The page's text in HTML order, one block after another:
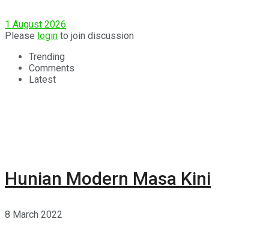
1 August 2026
Please login to join discussion
Trending
Comments
Latest
Hunian Modern Masa Kini
8 March 2022